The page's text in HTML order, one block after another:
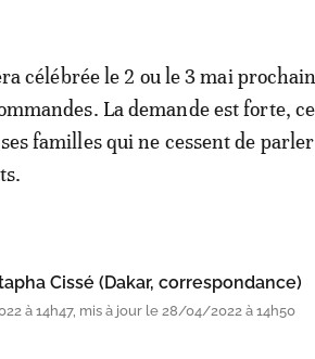
célébrée le 2 ou le 3 mai
La demande est forte,
familles qui ne cessent de
Cissé (Dakar, correspondance)
à 14h47, mis à jour le 28/04/2022 à 14h50